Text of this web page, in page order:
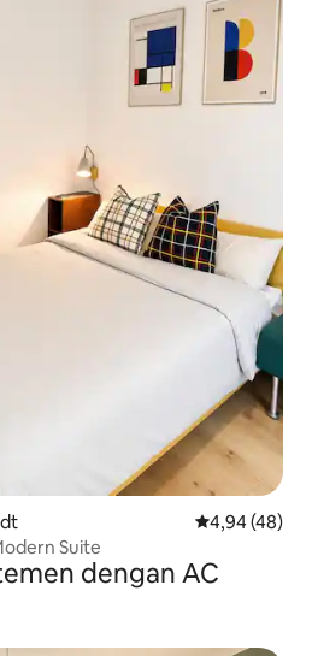
Nilai rata-rata
4,94 (48)
Suite
dengan AC